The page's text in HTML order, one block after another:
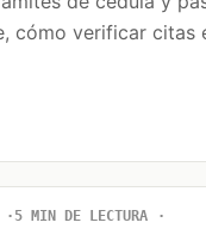
cómo verificar citas
5 MIN DE LECTURA